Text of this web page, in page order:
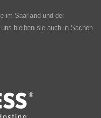
im Saarland und der
bleiben sie auch in Sachen